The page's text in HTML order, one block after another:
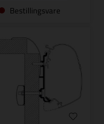
Bestillingsvare